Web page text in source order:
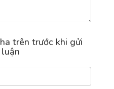
trên trước khi gửi